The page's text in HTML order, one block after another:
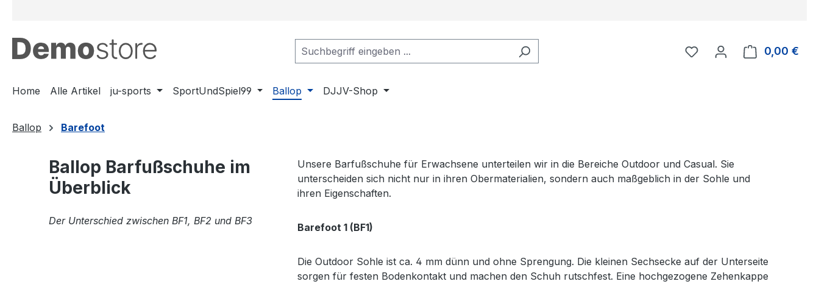
Du hast 0 Produkte auf
0,00 €
Home Alle Artikel ju-sports SportUndSpiel99 Ballop DJJV-Shop
Ballop Barefoot
Ballop Barfußschuhe im
Überblick
Der Unterschied zwischen BF1, BF2 und BF3
Unsere Barfußschuhe für Erwachsene unterteilen wir in die Bereiche Outdoor und Casual. Sie
unterscheiden sich nicht nur in ihren Obermaterialien, sondern auch maßgeblich in der Sohle und
ihren Eigenschaften.
Barefoot 1 (BF1)
Die Outdoor Sohle ist ca. 4 mm dünn und ohne Sprengung. Die kleinen Sechsecke auf der Unterseite
sorgen für festen Bodenkontakt und machen den Schuh rutschfest. Eine hochgezogene Zehenkappe